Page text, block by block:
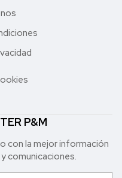
P&M
con la mejor in formación
comunicaciones.